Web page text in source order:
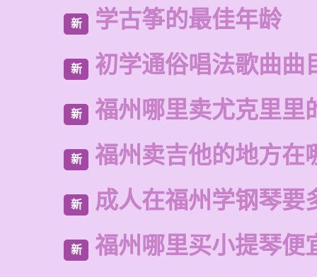
新 学古筝的最佳年龄
新 初学通俗唱法歌曲曲
新 福州哪里卖尤克里里
新 福州卖吉他的地方在
新 成人在福州学钢琴要
新 福州哪里买小提琴便